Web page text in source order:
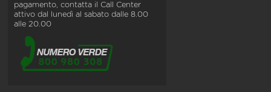
pagamento, contatta il Call Center
attivo dal lunedì al sabato dalle 8.00
alle 20.00